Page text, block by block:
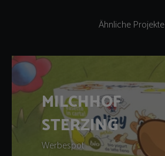
Ähnliche Projekte
MILCHHOF
STERZING
Werbespot